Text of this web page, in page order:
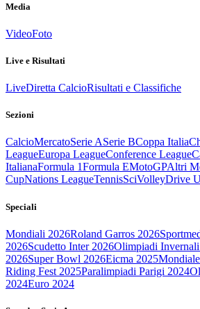
Media
VideoFoto
Live e Risultati
LiveDiretta CalcioRisultati e Classifiche
Sezioni
CalcioMercatoSerie ASerie BCoppa Italia
LeagueEuropa LeagueConference League
ItalianaFormula 1Formula EMotoGPAltri
CupNations LeagueTennisSciVolleyDrive
Speciali
Mondiali 2026Roland Garros 2026
2026Scudetto Inter 2026Olimpiadi
2026Super Bowl 2026Eicma 2025
Riding Fest 2025Paralimpiadi Parigi 2024
2024Euro 2024